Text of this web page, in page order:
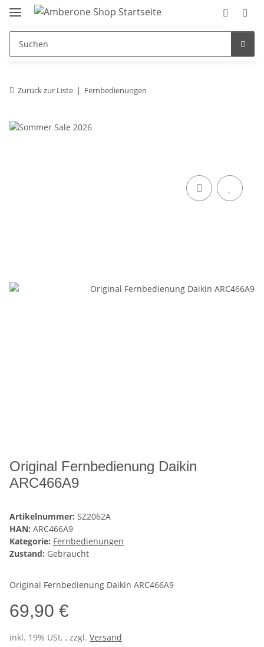
Zurück zur Liste Fernbedienungen
Original Fernbedienung Daikin
ARC466A9
Artikelnummer: SZ2062A
HAN: ARC466A9
Kategorie: Fernbedienungen
Zustand: Gebraucht
Original Fernbedienung Daikin ARC466A9
69,90 €
inkl. 19% USt. , zzgl. Versand